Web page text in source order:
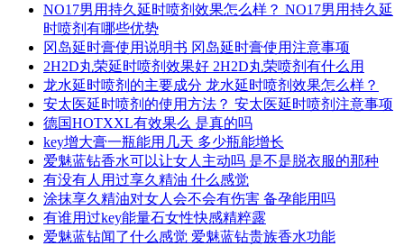
NO17男用持久延时喷剂效果怎么样？ NO17男用持久延
时喷剂有哪些优势
冈岛延时膏使用说明书 冈岛延时膏使用注意事项
2H2D丸荣延时喷剂效果好 2H2D丸荣喷剂有什么用
龙水延时喷剂的主要成分 龙水延时喷剂效果怎么样？
安太医延时喷剂的使用方法？ 安太医延时喷剂注意事项
德国HOTXXL有效果么 是真的吗
key增大膏一瓶能用几天 多少瓶能增长
爱魅蓝钻香水可以让女人主动吗 是不是脱衣服的那种
有没有人用过享久精油 什么感觉
涂抹享久精油对女人会不会有伤害 备孕能用吗
有谁用过key能量石女性快感精粹露
爱魅蓝钻闻了什么感觉 爱魅蓝钻贵族香水功能